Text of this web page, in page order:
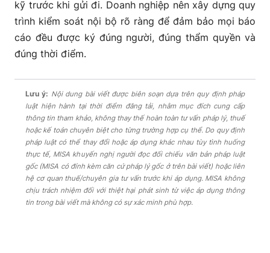
kỹ trước khi gửi đi. Doanh nghiệp nên xây dựng quy
trình kiểm soát nội bộ rõ ràng để đảm bảo mọi báo
cáo đều được ký đúng người, đúng thẩm quyền và
đúng thời điểm.
Lưu ý: Nội dung bài viết được biên soạn dựa trên quy định pháp
luật hiện hành tại thời điểm đăng tải, nhằm mục đích cung cấp
thông tin tham khảo, không thay thế hoàn toàn tư vấn pháp lý, thuế
hoặc kế toán chuyên biệt cho từng trường hợp cụ thể. Do quy định
pháp luật có thể thay đổi hoặc áp dụng khác nhau tùy tình huống
thực tế, MISA khuyến nghị người đọc đối chiếu văn bản pháp luật
gốc (MISA có đính kèm căn cứ pháp lý gốc ở trên bài viết) hoặc liên
hệ cơ quan thuế/chuyên gia tư vấn trước khi áp dụng. MISA không
chịu trách nhiệm đối với thiệt hại phát sinh từ việc áp dụng thông
tin trong bài viết mà không có sự xác minh phù hợp.